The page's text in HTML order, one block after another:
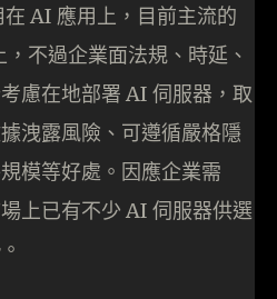
AI 應用上，目前主流的
不過企業面法規、時延、
慮在地部署 AI 伺服器，取
洩露風險、可遵循嚴格隱
模等好處。因應企業需
上已有不少 AI 伺服器供選